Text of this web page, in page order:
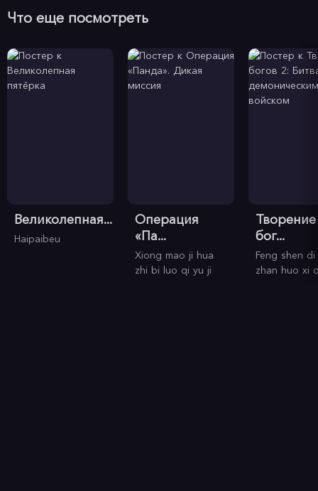
Что еще посмотреть
Великолепная...
Haipaibeu
Операция
«Па...
Xiong mao ji hua
zhi bi luo qi yu ji
Творение
бог...
Feng shen
zhan huo xi